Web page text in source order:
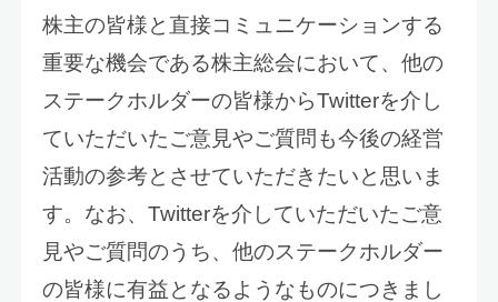
株主の皆様と直接コミュニケーションする
重要な機会である株主総会において、他の
ステークホルダーの皆様からTwitterを介し
ていただいたご意見やご質問も今後の経営
活動の参考とさせていただきたいと思いま
す。なお、Twitterを介していただいたご意
見やご質問のうち、他のステークホルダー
の皆様に有益となるようなものにつきまし